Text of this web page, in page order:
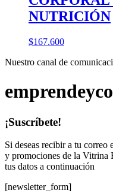
NUTRICIÓN
$167.600
Nuestro canal de
¡Suscríbete!
Si deseas recibir a tu
y promociones de la Vitrina
tus datos a continuación
[newsletter_form]